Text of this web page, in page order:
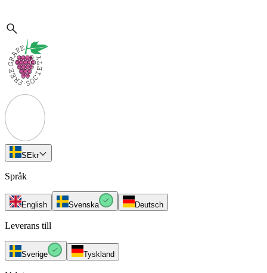
SEkr
Språk
English Svenska Deutsch
Leverans till
Sverige Tyskland